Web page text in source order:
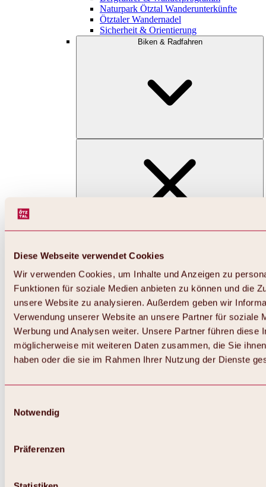
Diese Webseite verwendet Cookies
Wir verwenden Cookies, um Inhalte und Anzeigen zu
Funktionen für soziale Medien anbieten zu können und die
unsere Website zu analysieren. Außerdem geben wir
Verwendung unserer Website an unsere Partner für soziale
Werbung und Analysen weiter. Unsere Partner führen diese
möglicherweise mit weiteren Daten zusammen, die Sie
haben oder die sie im Rahmen Ihrer Nutzung der Dienste
Notwendig
Präferenzen
Naturpark Ötztal Wanderunterkünfte
Ötztaler Wandernadel
Sicherheit & Orientierung
Biken & Radfahren